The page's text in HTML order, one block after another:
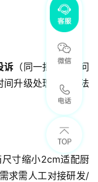
诉 （同一批次质量问
间升级处理，协调法
尺寸缩小2cm适配厨
求需人工对接研发/